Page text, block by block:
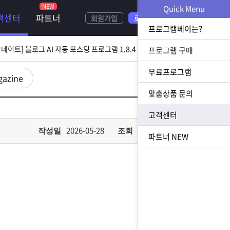
센터 파트너 회원가입 로그인
[ 2026.08.05 업데이트] 스토어 사업자 디비 추출 프로그램 1.5.9 업데이트
[ 2026.07.31 업데이트] 블로그 AI 자동 포스팅 프로그램 1.8.4 업데이트
이트] N사 쪽지 자동 발송 프로그램 1.3.0 업데이트
[ 2026.07.23 업데이트] 황금 키워드 수집 추출 프로그램 1.1.8 업데이트
작성일 2026-05-28 조회
Quick Menu
프로그램베이는?
프로그램 구매
무료프로그램
맞춤상품 문의
고객센터
파트너 NEW